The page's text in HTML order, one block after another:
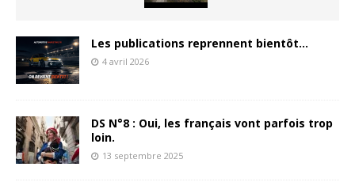
Les publications reprennent bientôt…
4 avril 2026
DS N°8 : Oui, les français vont parfois trop
loin.
13 septembre 2025